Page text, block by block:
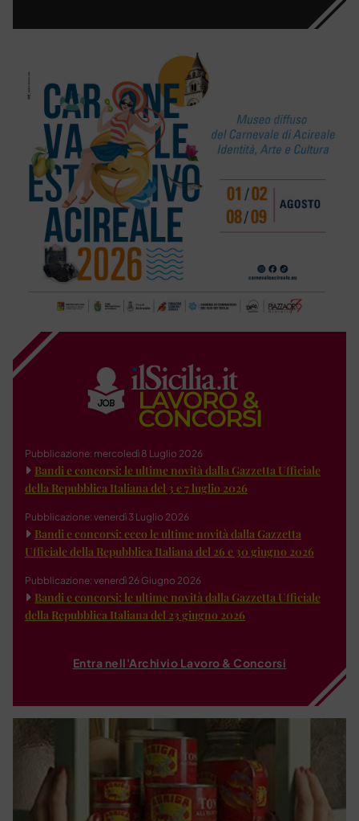
Pubblicazione: mercoledì 8 Luglio 2026
Bandi e concorsi: le ultime novità dalla Gazzetta Ufficiale
della Repubblica Italiana del 3 e 7 luglio 2026
Pubblicazione: venerdì 3 Luglio 2026
Bandi e concorsi: ecco le ultime novità dalla Gazzetta
Ufficiale della Repubblica Italiana del 26 e 30 giugno 2026
Pubblicazione: venerdì 26 Giugno 2026
Bandi e concorsi: le ultime novità dalla Gazzetta Ufficiale
della Repubblica Italiana del 23 giugno 2026
Entra nell'Archivio Lavoro & Concorsi